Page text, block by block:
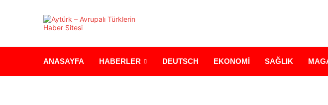
ANASAYFA HABERLER DEUTSCH EKONOMİ SAĞLIK